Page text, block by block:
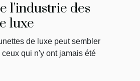
l'industrie des
luxe
de luxe peut sembler
qui n'y ont jamais été